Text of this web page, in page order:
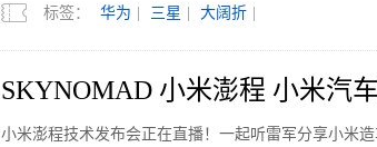
标签： 华为 三星 大阔折
SKYNOMAD 小米澎程 小米汽
小米澎程技术发布会正在直播！一起听雷军分享小米